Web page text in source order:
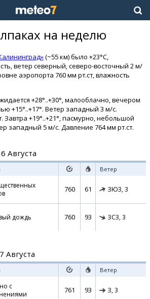
на неделю
(~55 км) было +23°C,
ветер северный, северо-восточный 2 м/
аэропорта 760 мм рт.ст, влажность
+28°..+30°, малооблачно, вечером
+15°..+17°. Ветер западный 3 м/с.
Завтра +19°..+21°, пасмурно, небольшой
западный 5 м/с. Давление 764 мм рт.ст.
Августа
Ветер
760 61 ЗЮЗ, 3
дождь 760 93 ЗСЗ, 3
Августа
Ветер
с
761 93 З, 3